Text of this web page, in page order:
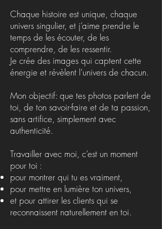
Chaque histoire est unique, chaque
univers singulier, et j’aime prendre le
temps de les écouter, de les
comprendre, de les ressentir.
Je crée des images qui captent cette
énergie et révèlent l’univers de chacun.
Mon objectif: que tes photos parlent de
toi, de ton savoir-faire et de ta passion,
sans artifice, simplement avec
authenticité.
Travailler avec moi, c’est un moment
pour toi :
pour montrer qui tu es vraiment,
pour mettre en lumière ton univers,
et pour attirer les clients qui se
reconnaissent naturellement en toi.